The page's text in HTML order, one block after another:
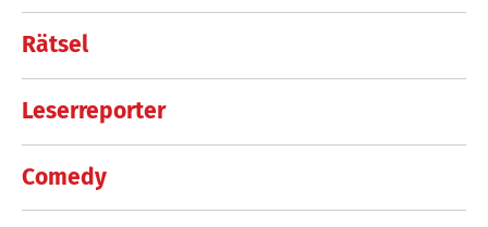
Rätsel
Leserreporter
Comedy